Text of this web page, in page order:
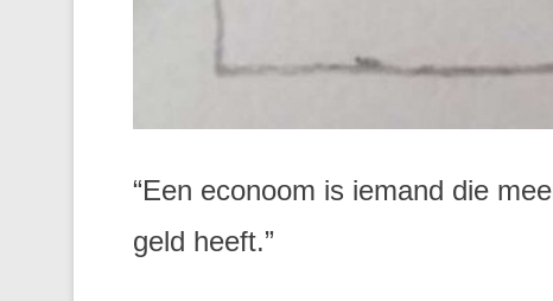
“Een econoom is iemand die
geld heeft.”